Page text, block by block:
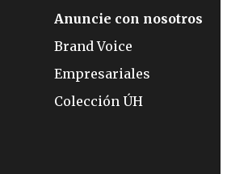
Anuncie con nosotros
Brand Voice
Empresariales
Colección ÚH